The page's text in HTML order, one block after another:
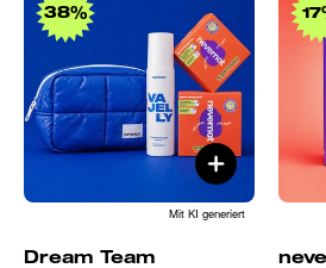
38%
Mit KI generiert
Dream Team